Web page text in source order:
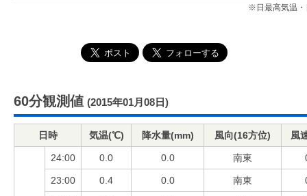
※日最高気温・
60分観測値 (2015年01月08日)
日時 気温(℃) 降水量(mm) 風向(16方位) 風
24:00 0.0 0.0 南東
23:00 0.4 0.0 南東